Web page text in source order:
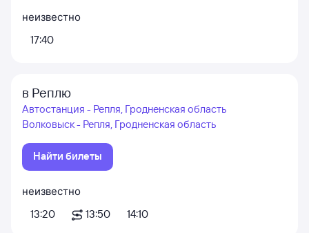
неизвестно
17:40
в Реплю
Автостанция - Репля, Гродненская область
Волковыск - Репля, Гродненская область
Найти билеты
неизвестно
13:20
13:50 14:10